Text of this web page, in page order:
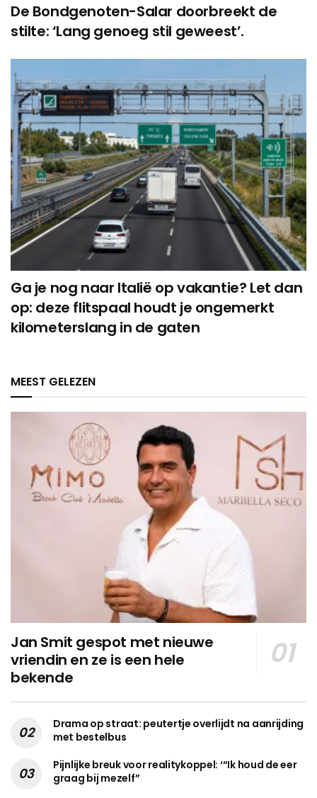
De Bondgenoten-Salar doorbreekt de
stilte: ‘Lang genoeg stil geweest’.
Ga je nog naar Italië op vakantie? Let dan
op: deze flitspaal houdt je ongemerkt
kilometerslang in de gaten
MEEST GELEZEN
Jan Smit gespot met nieuwe
vriendin en ze is een hele
bekende
Drama op straat: peutertje overlijdt na aanrijding
met bestelbus
Pijnlijke breuk voor realitykoppel: ‘“Ik houd de eer
graag bij mezelf”